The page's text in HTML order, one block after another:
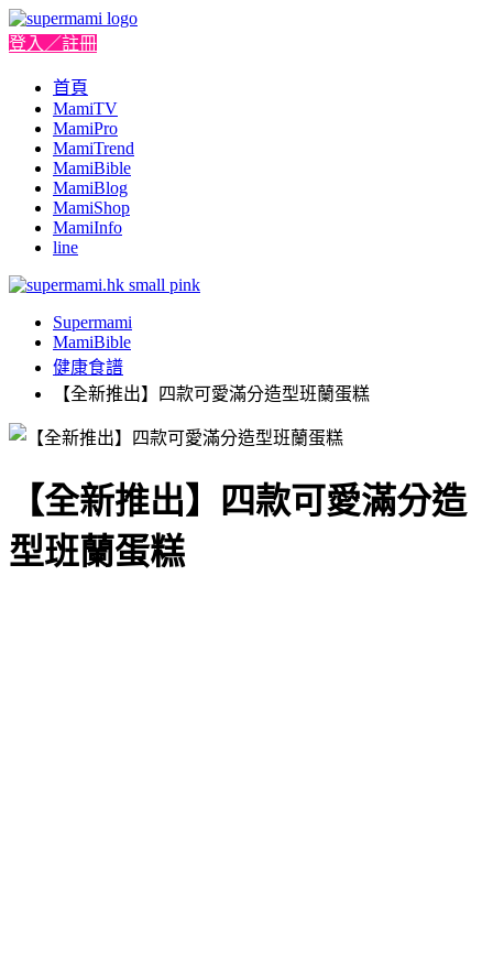
登入／註冊
首頁
MamiTV
MamiPro
MamiTrend
MamiBible
MamiBlog
MamiShop
MamiInfo
line
Supermami
MamiBible
健康食譜
【全新推出】四款可愛滿分造型班蘭蛋糕
【全新推出】四款可愛滿分造
型班蘭蛋糕